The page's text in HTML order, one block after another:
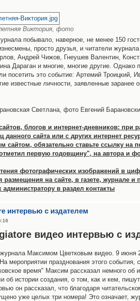
Виктория, фото
побывало, наверное, не менее 150
просто друзья, и читатели
Андрей Чижов, Гнеушев Валентин,
Дараган и многие, многие другие. Однако
посетить это событие: Артемий Троицкий,
известные личности, заявленные заранее
Светлана, фото Евгений
блогов и интернет-дневников: при
данного сайта или с других интернет
сайтом, обязательно ставьте ссылку на
первую годовщину", на автора и
фотографических изображений в
на сайте, в газете, журнале и
в раздел контакты
интервью с издателем
видео интервью с
Максимом Цветковым видео. 9 июня
мероприятии празднования этого события,
время" Максим рассказал немного об
об истории создания, о том, как и кем,
он рассказал, что благодаря
уже целых три номера! Это означает,